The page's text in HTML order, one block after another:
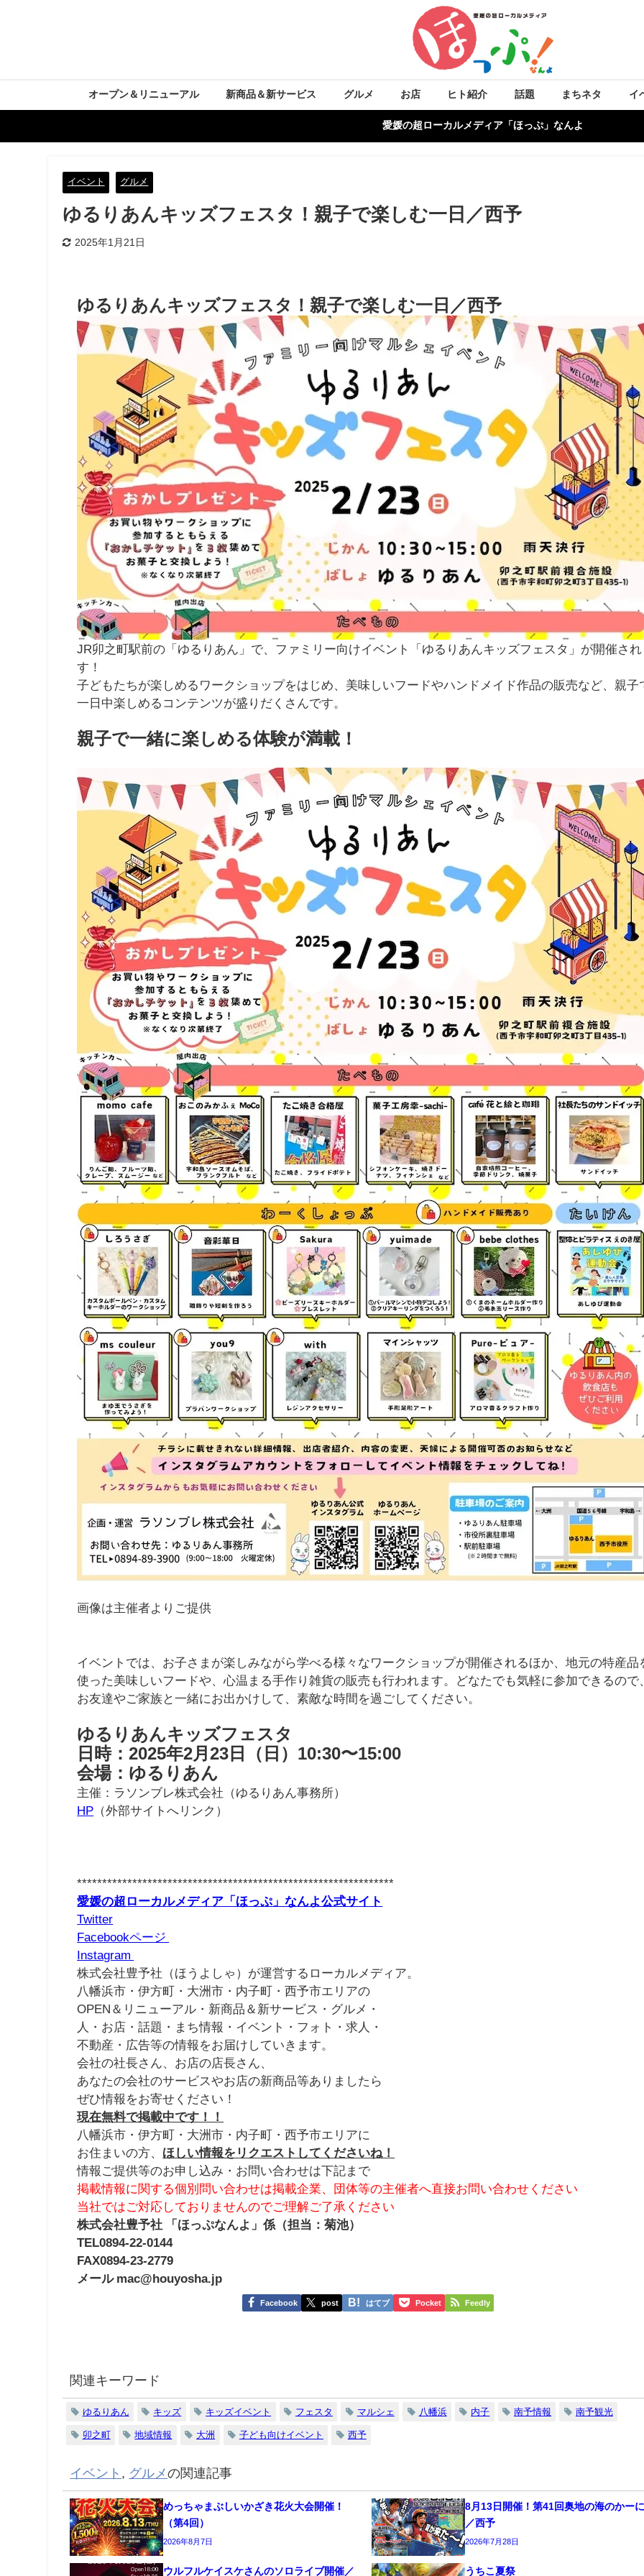
オープン＆リニューアル 新商品＆新サービス グルメ お店 ヒト紹介 話題 まちネタ イ
愛媛の超ローカルメディア「ほっぷ」なんよ
イベント グルメ
ゆるりあんキッズフェスタ！親子で楽しむ一日／西予
2025年1月21日
ゆるりあんキッズフェスタ！親子で楽しむ一日／西予
JR卯之町駅前の「ゆるりあん」で、ファミリー向けイベント「ゆるりあんキッズフェスタ」が開催さ
す！
子どもたちが楽しめるワークショップをはじめ、美味しいフードやハンドメイド作品の販売など、親子
一日中楽しめるコンテンツが盛りだくさんです。
親子で一緒に楽しめる体験が満載！
画像は主催者よりご提供
イベントでは、お子さまが楽しみながら学べる様々なワークショップが開催されるほか、地元の特産品
使った美味しいフードや、心温まる手作り雑貨の販売も行われます。どなたでも気軽に参加できるので
お友達やご家族と一緒にお出かけして、素敵な時間を過ごしてください。
ゆるりあんキッズフェスタ
日時：2025年2月23日（日）10:30〜15:00
会場：ゆるりあん
主催：ラソンブレ株式会社（ゆるりあん事務所）
HP （外部サイトへリンク）
***************************************************************
愛媛の超ローカルメディア「ほっぷ」なんよ公式サイト
Twitter
Facebookページ
Instagram
株式会社豊予社（ほうよしゃ）が運営するローカルメディア。
八幡浜市・伊方町・大洲市・内子町・西予市エリアの
OPEN＆リニューアル・新商品＆新サービス・グルメ・
人・お店・話題・まち情報・イベント・フォト・求人・
不動産・広告等の情報をお届けしていきます。
会社の社長さん、お店の店長さん、
あなたの会社のサービスやお店の新商品等ありましたら
ぜひ情報をお寄せください！
現在無料で掲載中です！！
八幡浜市・伊方町・大洲市・内子町・西予市エリアに
お住まいの方、 ほしい情報をリクエストしてくださいね！
情報ご提供等のお申し込み・お問い合わせは下記まで
掲載情報に関する個別問い合わせは掲載企業、団体等の主催者へ直接お問い合わせください
当社ではご対応しておりませんのでご理解ご了承ください
株式会社豊予社 「ほっぷなんよ」係（担当：菊池）
TEL0894-22-0144
FAX0894-23-2779
メール mac@houyosha.jp
Facebook post はてブ Pocket Feedly
関連キーワード
ゆるりあん キッズ キッズイベント フェスタ マルシェ 八幡浜 内子 南予情報 南予観光
卯之町 地域情報 大洲 子ども向けイベント 西予
イベント , グルメの関連記事
めっちゃまぶしいかざき花火大会開催！
（第4回）
2026年8月7日
8月13日開催！第41回奥地の海のかー
／西予
2026年7月28日
ウルフルケイスケさんのソロライブ開催／ うちこ夏祭